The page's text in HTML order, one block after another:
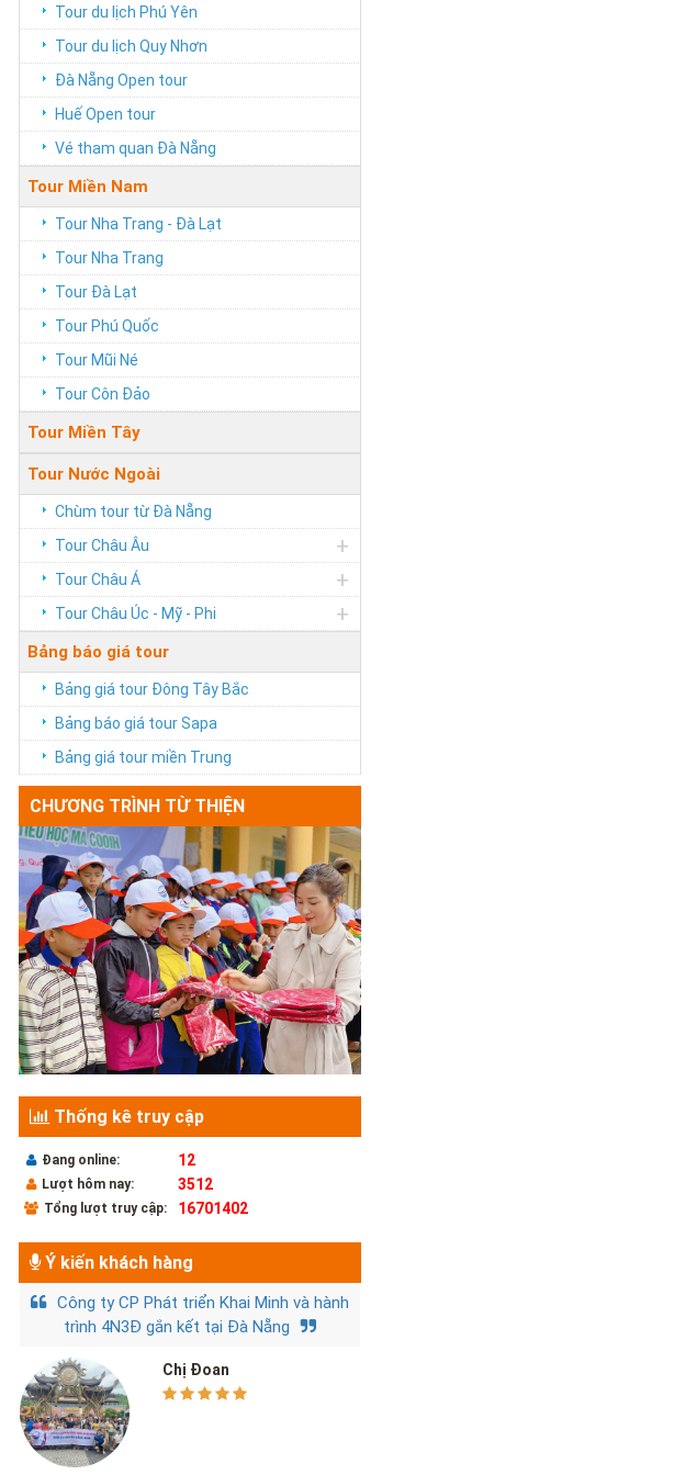
Tour du lịch Phú Yên
Tour du lịch Quy Nhơn
Đà Nẵng Open tour
Huế Open tour
Vé tham quan Đà Nẵng
Tour Miền Nam
Tour Nha Trang - Đà Lạt
Tour Nha Trang
Tour Đà Lạt
Tour Phú Quốc
Tour Mũi Né
Tour Côn Đảo
Tour Miền Tây
Tour Nước Ngoài
Chùm tour từ Đà Nẵng
Tour Châu Âu
+
Tour Châu Á +
Tour Châu Úc - Mỹ - Phi +
Bảng báo giá tour
Bảng giá tour Đông Tây Bắc
Bảng báo giá tour Sapa
Bảng giá tour miền Trung
CHƯƠNG TRÌNH TỪ THIỆN
Thống kê truy cập
Đang online: 12
Lượt hôm nay: 3512
Tổng lượt truy cập: 16701402
Ý kiến khách hàng
Công ty CP Phát triển Khai Minh và hành
trình 4N3Đ gắn kết tại Đà Nẵng
Chị Đoan